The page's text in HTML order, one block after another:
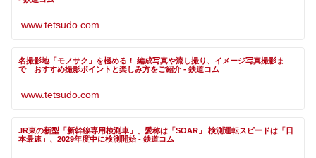
www.tetsudo.com
名撮影地「モノサク」を極める！ 編成写真や流し撮り、イメージ写真撮影ま
で おすすめ撮影ポイントと楽しみ方をご紹介 - 鉄道コム
www.tetsudo.com
JR東の新型「新幹線専用検測車」、愛称は「SOAR」 検測運転スピードは「日
本最速」、2029年度中に検測開始 - 鉄道コム